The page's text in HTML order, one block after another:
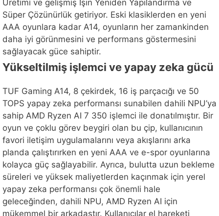
Üretimi ve gelişmiş Işın Yeniden Yapılandırma ve
Süper Çözünürlük getiriyor. Eski klasiklerden en yeni
AAA oyunlara kadar A14, oyunların her zamankinden
daha iyi görünmesini ve performans göstermesini
sağlayacak güce sahiptir.
Yükseltilmiş işlemci ve yapay zeka gücü
TUF Gaming A14, 8 çekirdek, 16 iş parçacığı ve 50
TOPS yapay zeka performansı sunabilen dahili NPU’ya
sahip AMD Ryzen AI 7 350 işlemci ile donatılmıştır. Bir
oyun ve çoklu görev beygiri olan bu çip, kullanıcının
favori iletişim uygulamalarını veya akışlarını arka
planda çalıştırırken en yeni AAA ve e-spor oyunlarına
kolayca güç sağlayabilir. Ayrıca, bulutta uzun bekleme
süreleri ve yüksek maliyetlerden kaçınmak için yerel
yapay zeka performansı çok önemli hale
geleceğinden, dahili NPU, AMD Ryzen AI için
mükemmel bir arkadaştır. Kullanıcılar el hareketi